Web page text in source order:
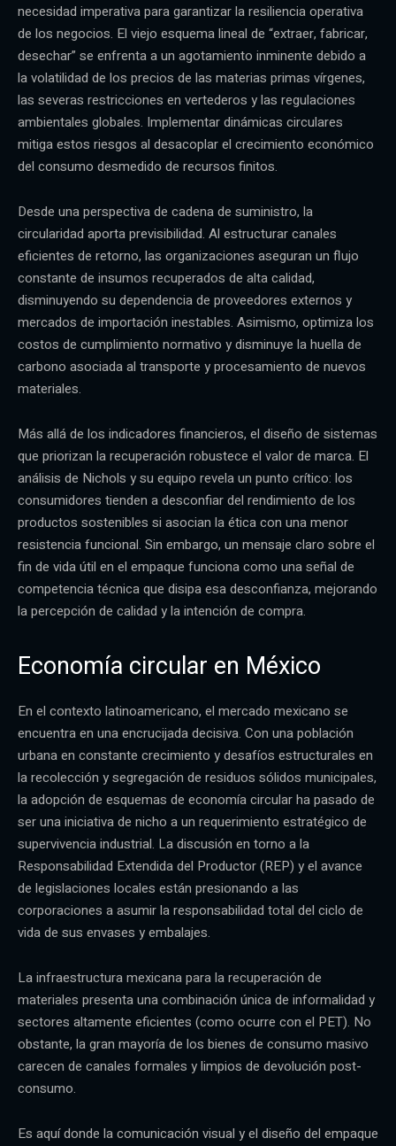
necesidad imperativa para garantizar la resiliencia operativa
de los negocios. El viejo esquema lineal de “extraer, fabricar,
desechar” se enfrenta a un agotamiento inminente debido a
la volatilidad de los precios de las materias primas vírgenes,
las severas restricciones en vertederos y las regulaciones
ambientales globales. Implementar dinámicas circulares
mitiga estos riesgos al desacoplar el crecimiento económico
del consumo desmedido de recursos finitos.
Desde una perspectiva de cadena de suministro, la
circularidad aporta previsibilidad. Al estructurar canales
eficientes de retorno, las organizaciones aseguran un flujo
constante de insumos recuperados de alta calidad,
disminuyendo su dependencia de proveedores externos y
mercados de importación inestables. Asimismo, optimiza los
costos de cumplimiento normativo y disminuye la huella de
carbono asociada al transporte y procesamiento de nuevos
materiales.
Más allá de los indicadores financieros, el diseño de sistemas
que priorizan la recuperación robustece el valor de marca. El
análisis de Nichols y su equipo revela un punto crítico: los
consumidores tienden a desconfiar del rendimiento de los
productos sostenibles si asocian la ética con una menor
resistencia funcional. Sin embargo, un mensaje claro sobre el
fin de vida útil en el empaque funciona como una señal de
competencia técnica que disipa esa desconfianza, mejorando
la percepción de calidad y la intención de compra.
Economía circular en México
En el contexto latinoamericano, el mercado mexicano se
encuentra en una encrucijada decisiva. Con una población
urbana en constante crecimiento y desafíos estructurales en
la recolección y segregación de residuos sólidos municipales,
la adopción de esquemas de economía circular ha pasado de
ser una iniciativa de nicho a un requerimiento estratégico de
supervivencia industrial. La discusión en torno a la
Responsabilidad Extendida del Productor (REP) y el avance
de legislaciones locales están presionando a las
corporaciones a asumir la responsabilidad total del ciclo de
vida de sus envases y embalajes.
La infraestructura mexicana para la recuperación de
materiales presenta una combinación única de informalidad y
sectores altamente eficientes (como ocurre con el PET). No
obstante, la gran mayoría de los bienes de consumo masivo
carecen de canales formales y limpios de devolución post-
consumo.
Es aquí donde la comunicación visual y el diseño del empaque